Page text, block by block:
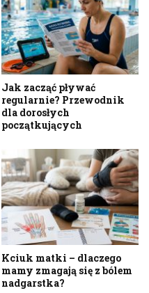
Jak zacząć pływać
regularnie? Przewodnik
dla dorosłych
początkujących
Kciuk matki – dlaczego
mamy zmagają się z bólem
nadgarstka?